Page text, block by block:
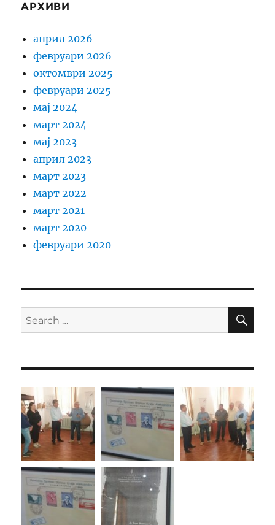
АРХИВИ
април 2026
февруари 2026
октомври 2025
февруари 2025
мај 2024
март 2024
мај 2023
април 2023
март 2023
март 2022
март 2021
март 2020
февруари 2020
Search
for: